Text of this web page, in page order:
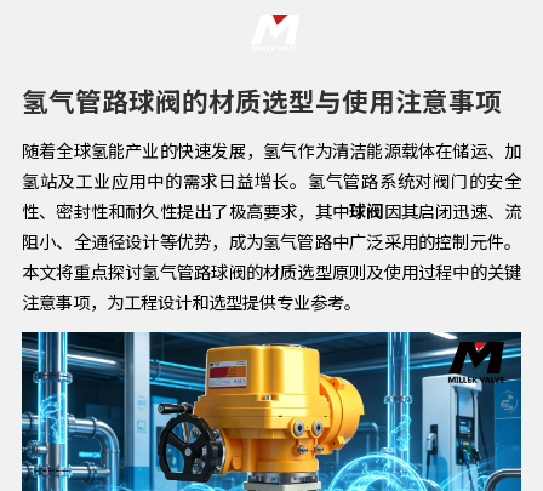
氢气管路球阀的材质选型与使用注意事项
随着全球氢能产业的快速发展，氢气作为清洁能源载体在储运、加
氢站及工业应用中的需求日益增长。氢气管路系统对阀门的安全
性、密封性和耐久性提出了极高要求，其中球阀因其启闭迅速、流
阻小、全通径设计等优势，成为氢气管路中广泛采用的控制元件。
本文将重点探讨氢气管路球阀的材质选型原则及使用过程中的关键
注意事项，为工程设计和选型提供专业参考。